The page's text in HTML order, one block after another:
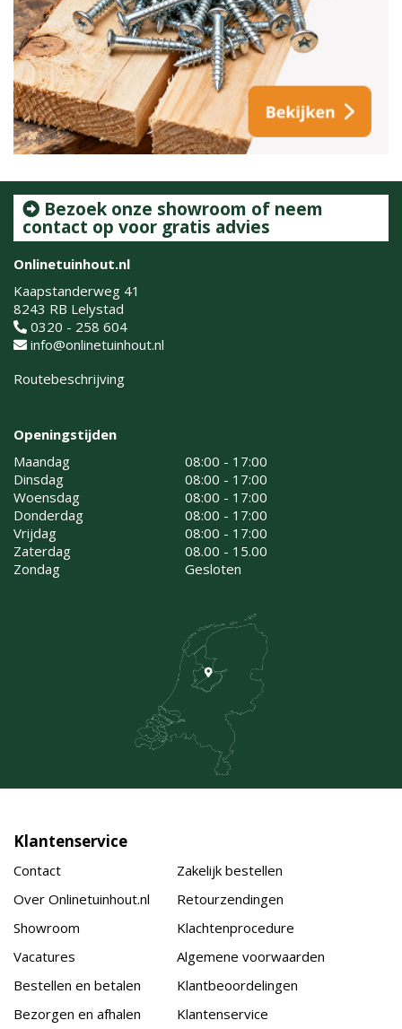
Bezoek onze showroom of neem
contact op voor gratis advies
Onlinetuinhout.nl
Kaapstanderweg 41
8243 RB Lelystad
0320 - 258 604
info@onlinetuinhout.nl
Routebeschrijving
Openingstijden
Maandag
08:00 - 17:00
Dinsdag
08:00 - 17:00
Woensdag
08:00 - 17:00
Donderdag
08:00 - 17:00
Vrijdag
08:00 - 17:00
Zaterdag
08.00 - 15.00
Zondag
Gesloten
Klantenservice
Contact
Over Onlinetuinhout.nl
Showroom
Vacatures
Bestellen en betalen
Bezorgen en afhalen
Zakelijk bestellen
Retourzendingen
Klachtenprocedure
Algemene voorwaarden
Klantbeoordelingen
Klantenservice